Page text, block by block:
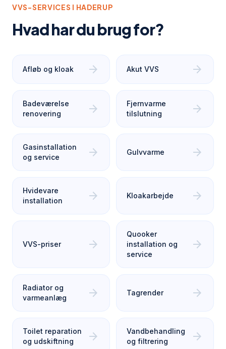
VVS-SERVICES I HADERUP
Hvad har du brug for?
Afløb og kloak arrow_forward Akut VVS arrow_forward
Badeværelse
renovering
arrow_forward
Fjernvarme
tilslutning
arrow_forward
Gasinstallation
og service
arrow_forward Gulvvarme arrow_forward
Hvidevare
installation
arrow_forward Kloakarbejde arrow_forward
VVS-priser arrow_forward
Quooker
installation og
service
arrow_forward
Radiator og
varmeanlæg
arrow_forward Tagrender arrow_forward
Toilet reparation
og udskiftning
arrow_forward
Vandbehandling
og filtrering
arrow_forward